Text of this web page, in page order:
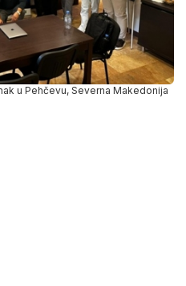
u Pehčevu, Severna Makedonija